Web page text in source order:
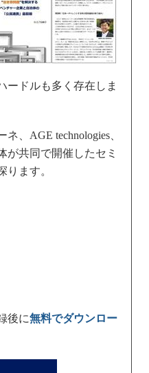
ードルも多く存在しま
、AGE technologies、
が共同で開催したセミ
ます。
後に無料でダウンロー